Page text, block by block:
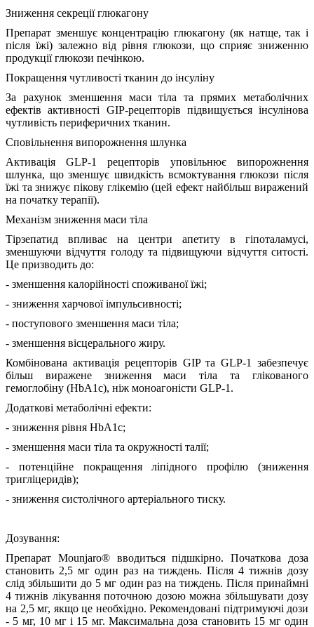
Зниження секреції глюкагону
Препарат зменшує концентрацію глюкагону (як натще, так і
після їжі) залежно від рівня глюкози, що сприяє зниженню
продукції глюкози печінкою.
Покращення чутливості тканин до інсуліну
За рахунок зменшення маси тіла та прямих метаболічних
ефектів активності GIP-рецепторів підвищується інсулінова
чутливість периферичних тканин.
Сповільнення випорожнення шлунка
Активація GLP-1 рецепторів уповільнює випорожнення
шлунка, що зменшує швидкість всмоктування глюкози після
їжі та знижує пікову глікемію (цей ефект найбільш виражений
на початку терапії).
Механізм зниження маси тіла
Тірзепатид впливає на центри апетиту в гіпоталамусі,
зменшуючи відчуття голоду та підвищуючи відчуття ситості.
Це призводить до:
- зменшення калорійності споживаної їжі;
- зниження харчової імпульсивності;
- поступового зменшення маси тіла;
- зменшення вісцерального жиру.
Комбінована активація рецепторів GIP та GLP-1 забезпечує
більш виражене зниження маси тіла та глікованого
гемоглобіну (HbA1c), ніж моноагоністи GLP-1.
Додаткові метаболічні ефекти:
- зниження рівня HbA1c;
- зменшення маси тіла та окружності талії;
- потенційне покращення ліпідного профілю (зниження
тригліцеридів);
- зниження систолічного артеріального тиску.
Дозування:
Препарат Mounjaro® вводиться підшкірно. Початкова доза
становить 2,5 мг один раз на тиждень. Після 4 тижнів дозу
слід збільшити до 5 мг один раз на тиждень. Після принаймні
4 тижнів лікування поточною дозою можна збільшувати дозу
на 2,5 мг, якщо це необхідно. Рекомендовані підтримуючі дози
- 5 мг, 10 мг і 15 мг. Максимальна доза становить 15 мг один